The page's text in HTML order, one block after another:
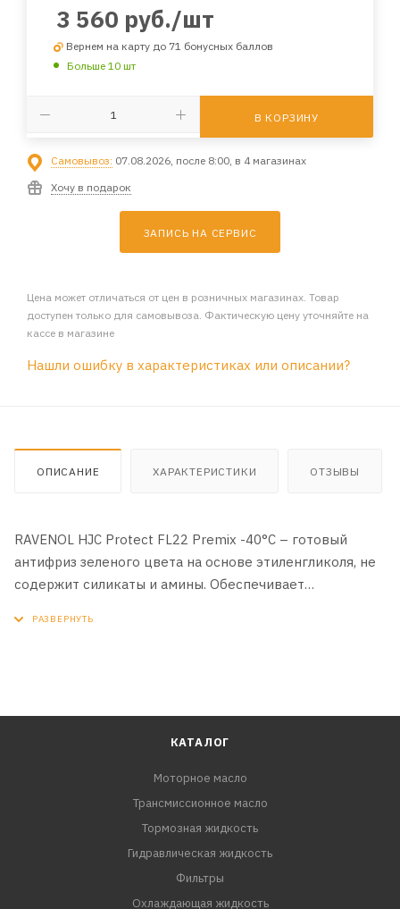
3 560 руб./шт
Вернем на карту до 71 бонусных баллов
Больше 10 шт
В КОРЗИНУ
Самовывоз: 07.08.2026, после 8:00, в 4 магазинах
Хочу в подарок
ЗАПИСЬ НА СЕРВИС
Цена может отличаться от цен в розничных магазинах. Товар
доступен только для самовывоза. Фактическую цену уточняйте на
кассе в магазине
Нашли ошибку в характеристиках или описании?
ОПИСАНИЕ ХАРАКТЕРИСТИКИ ОТЗЫВЫ
RAVENOL HJC Protect FL22 Premix -40°C – готовый
антифриз зеленого цвета на основе этиленгликоля, не
содержит силикаты и амины. Обеспечивает
зеленый цвет, что позволяет быстро обнаружить
возможные места утечки антифриза с помощью
КАТАЛОГ
Моторное масло
Трансмиссионное масло
Тормозная жидкость
Гидравлическая жидкость
Фильтры
Охлаждающая жидкость